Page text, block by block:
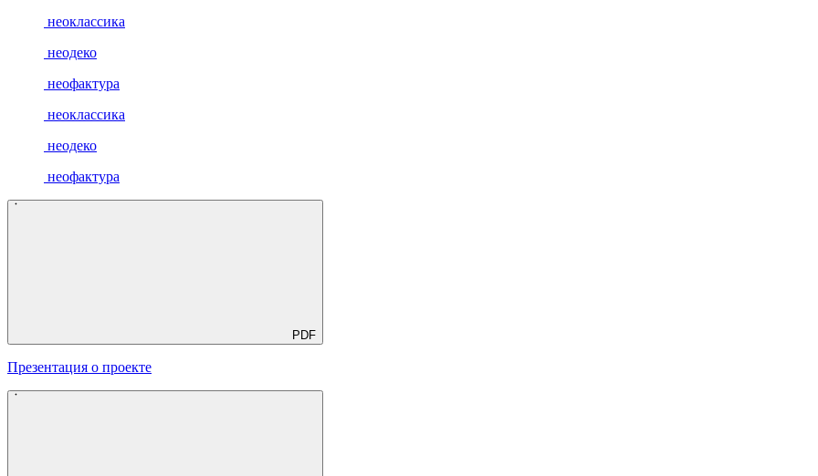
неоклассика
неодеко
неофактура
неоклассика
неодеко
неофактура
PDF
Презентация о проекте